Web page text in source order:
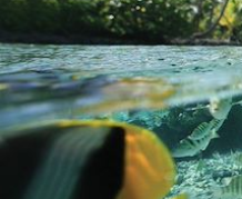
Âge des enfants
Les 2/5 ans Les 6/
Les 10/13 ans